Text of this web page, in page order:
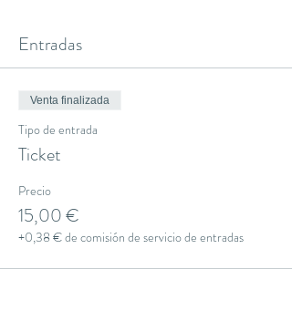
Entradas
Venta finalizada
Tipo de entrada
Ticket
Precio
15,00 €
+0,38 € de comisión de servicio de entradas